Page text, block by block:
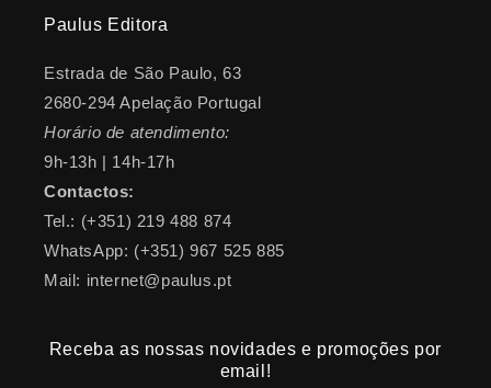
Paulus Editora
Estrada de São Paulo, 63
2680-294 Apelação Portugal
Horário de atendimento:
9h-13h | 14h-17h
Contactos:
Tel.: (+351) 219 488 874
WhatsApp: (+351) 967 525 885
Mail: internet@paulus.pt
Receba as nossas novidades e promoções por
email!